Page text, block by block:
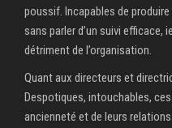
poussif. Incapables de produire
sans parler d’un suivi efficace,
détriment de l’organisation.
Quant aux directeurs et
Despotiques, intouchables,
ancienneté et de leurs